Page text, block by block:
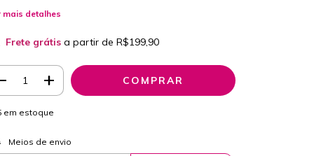
mais detalhes
Frete grátis a partir de R$199,90
em estoque
para o CEP:
Meios de envio